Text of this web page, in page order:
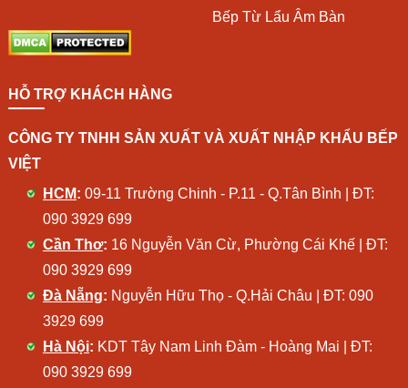
Bếp Từ Lẩu Âm Bàn
HỖ TRỢ KHÁCH HÀNG
CÔNG TY TNHH SẢN XUẤT VÀ XUẤT NHẬP KHẨU BẾP
VIỆT
HCM: 09-11 Trường Chinh - P.11 - Q.Tân Bình | ĐT:
090 3929 699
Cần Thơ: 16 Nguyễn Văn Cừ, Phường Cái Khế | ĐT:
090 3929 699
Đà Nẵng: Nguyễn Hữu Thọ - Q.Hải Châu | ĐT: 090
3929 699
Hà Nội: KDT Tây Nam Linh Đàm - Hoàng Mai | ĐT:
090 3929 699